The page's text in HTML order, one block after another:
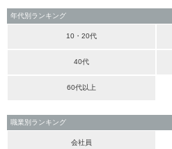
年代別ランキング
10・20代
40代
60代以上
職業別ランキング
会社員